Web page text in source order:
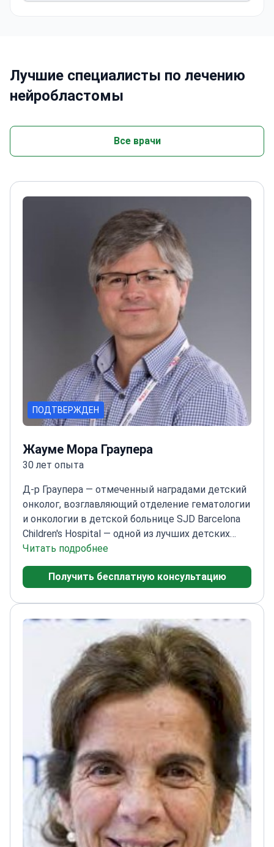
здоровых тканей.
Лучшие специалисты по лечению
нейробластомы
Все врачи
ПОДТВЕРЖДЕН
Жауме Мора Граупера
30 лет опыта
Д-р Граупера — отмеченный наградами детский
онколог, возглавляющий отделение гематологии
и онкологии в детской больнице SJD Barcelona
Children's Hospital — одной из лучших детских
больниц Европы. Научный руководитель
отделения гематологии и
онкологииСпециализируется на нейробластомах,
стажировку в Weill Cornell Medicine и
онкологическом центре Memorial Sloan
Опубликовал более 70 работ по
злокачественным опухолям у детейОбладатель
множества престижных наград в области
детской онкологии
Читать подробнее
Получить бесплатную консультацию